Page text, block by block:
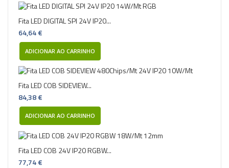
Fita LED DIGITAL SPI 24V IP20...
64,64 €
ADICIONAR AO CARRINHO
Fita LED COB SIDEVIEW...
84,38 €
ADICIONAR AO CARRINHO
Fita LED COB 24V IP20 RGBW...
77,74 €